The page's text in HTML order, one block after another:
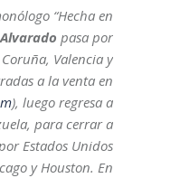
“Hecha en
pasa por
Valencia y
a la venta en
), luego regresa a
para cerrar a
Estados Unidos
y Houston. En